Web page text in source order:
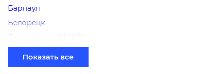
Барнаул
Белорецк
Белоярский (ХМАО)
Березники
Бийск
Показать все